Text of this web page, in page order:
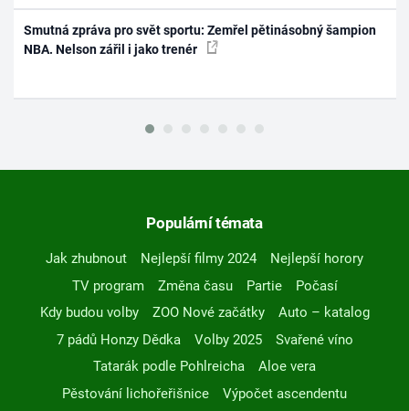
Smutná zpráva pro svět sportu: Zemřel pětinásobný šampion
NBA. Nelson zářil i jako trenér
Populární témata
Jak zhubnout Nejlepší filmy 2024
Nejlepší horory
TV program
Změna času Partie
Počasí
Kdy budou volby
ZOO Nové začátky
Auto – katalog
7 pádů Honzy Dědka
Volby 2025
Svařené víno
Tatarák podle Pohlreicha
Aloe vera
Pěstování lichořeřišnice
Výpočet ascendentu